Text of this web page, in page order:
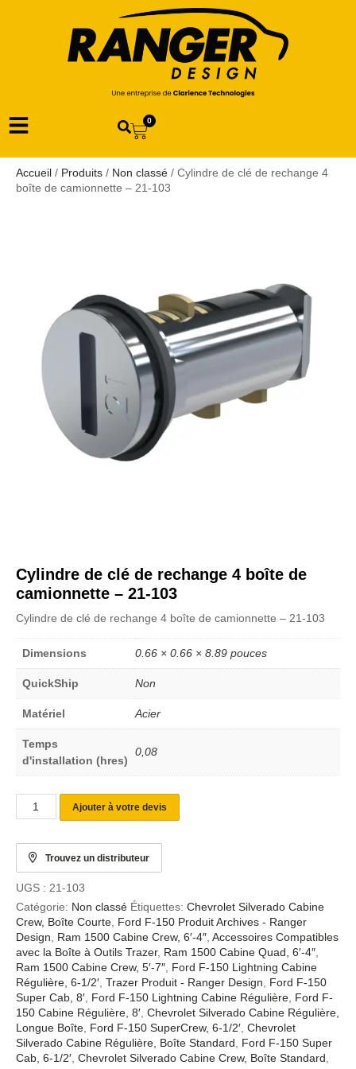
0
Accueil / Produits / Non classé / Cylindre de clé de rechange 4
boîte de camionnette – 21-103
Cylindre de clé de rechange 4 boîte de
camionnette – 21-103
Cylindre de clé de rechange 4 boîte de camionnette – 21-103
Dimensions 0.66 × 0.66 × 8.89 pouces
QuickShip Non
Matériel Acier
Temps
d'installation (hres)
0,08
Ajouter à votre devis
Trouvez un distributeur
UGS : 21-103
Catégorie: Non classé Étiquettes: Chevrolet Silverado Cabine
Crew, Boîte Courte, Ford F-150 Produit Archives - Ranger
Design, Ram 1500 Cabine Crew, 6′-4″, Accessoires Compatibles
avec la Boîte à Outils Trazer, Ram 1500 Cabine Quad, 6′-4″,
Ram 1500 Cabine Crew, 5′-7″, Ford F-150 Lightning Cabine
Régulière, 6-1/2′, Trazer Produit - Ranger Design, Ford F-150
Super Cab, 8′, Ford F-150 Lightning Cabine Régulière, Ford F-
150 Cabine Régulière, 8′, Chevrolet Silverado Cabine Régulière,
Longue Boîte, Ford F-150 SuperCrew, 6-1/2′, Chevrolet
Silverado Cabine Régulière, Boîte Standard, Ford F-150 Super
Cab, 6-1/2′, Chevrolet Silverado Cabine Crew, Boîte Standard,